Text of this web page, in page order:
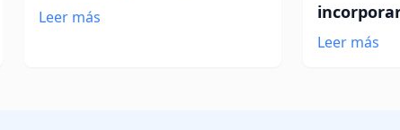
Leer más
Leer más